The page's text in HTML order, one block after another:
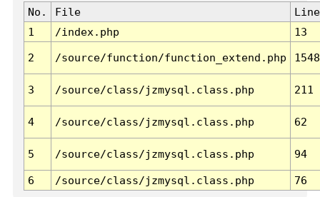
No. File
Line
1
/index.php 13
2 /source/function/function_extend.php 1548
3 /source/class/jzmysql.class.php 211
4 /source/class/jzmysql.class.php 62
5 /source/class/jzmysql.class.php 94
6 /source/class/jzmysql.class.php 76